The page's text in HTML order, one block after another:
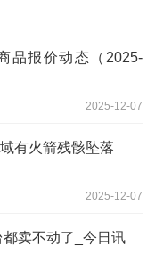
品报价动态（2025-
2025-12-07
有火箭残骸坠落
2025-12-07
卖不动了_今日讯